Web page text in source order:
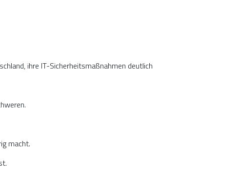
ihre IT-Sicherheitsmaßnahmen deutlich
macht.